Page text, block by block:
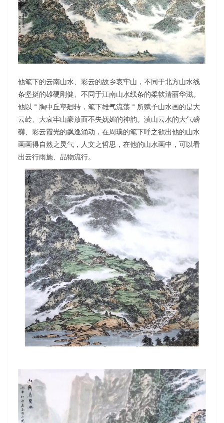
他笔下的云南山水、彩云的故乡哀牢山，不同于北方山水线
条坚挺的雄硬刚健、不同于江南山水线条的柔软清丽华滋。
他以＂胸中丘壑廻转，笔下雄气流荡＂所赋予山水画的是大
云岭、大哀牢山豪放而不失妩媚的神韵。滇山云水的大气磅
礴、彩云霞光的飘逸涌动，在周璞的笔下呼之欲出他的山水
画画得自然之灵气，人文之哲思，在他的山水画中，可以看
出云行雨施、品物流行。